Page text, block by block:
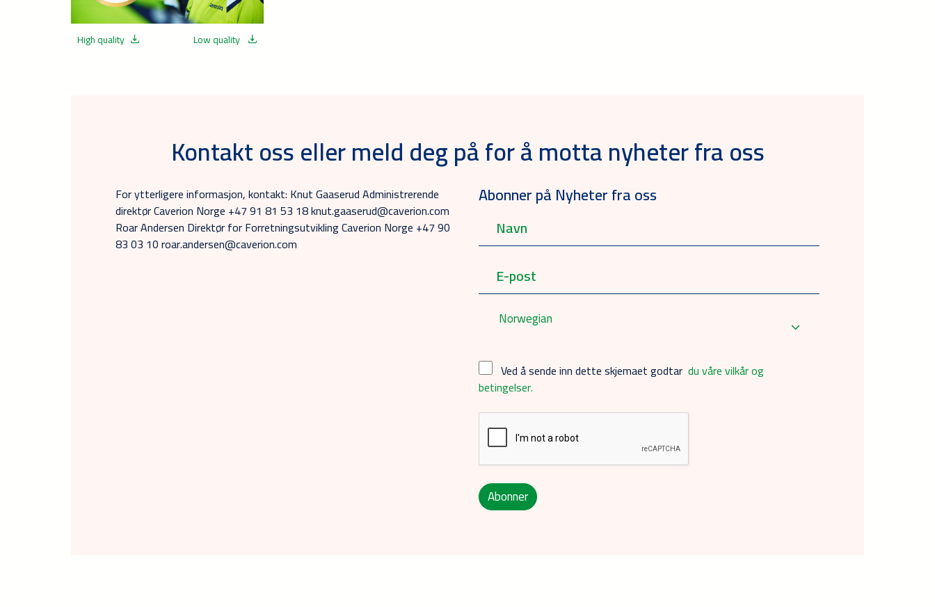
High quality Low quality
Kontakt oss eller meld deg på for å motta nyheter fra oss
For ytterligere informasjon, kontakt: Knut Gaaserud Administrerende
direktør Caverion Norge +47 91 81 53 18 knut.gaaserud@caverion.com
Roar Andersen Direktør for Forretningsutvikling Caverion Norge +47 90
83 03 10 roar.andersen@caverion.com
Abonner på Nyheter fra oss
Norwegian
Ved å sende inn dette skjemaet godtar du våre vilkår og
betingelser.
Abonner